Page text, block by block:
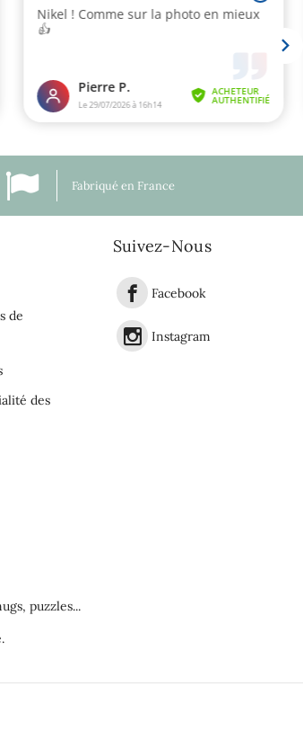
Fabriqué en France
de
des
Suivez-Nous
Facebook
Instagram
, puzzles...